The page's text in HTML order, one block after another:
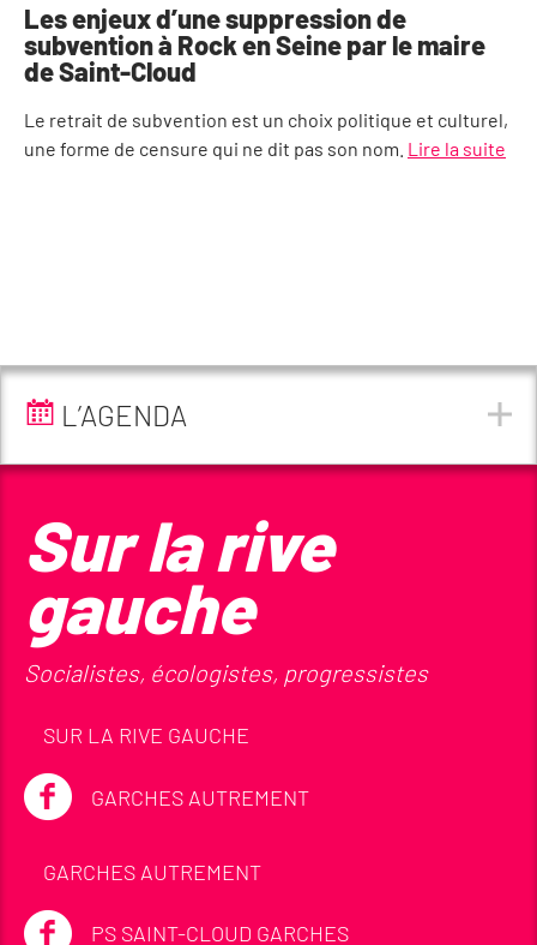
Les enjeux d’une suppression de
subvention à Rock en Seine par le maire
de Saint-Cloud
Le retrait de subvention est un choix politique et culturel,
une forme de censure qui ne dit pas son nom. Lire la suite
L’AGENDA
Sur la rive
gauche
Socialistes, écologistes, progressistes
SUR LA RIVE GAUCHE
GARCHES AUTREMENT
GARCHES AUTREMENT
PS SAINT-CLOUD GARCHES